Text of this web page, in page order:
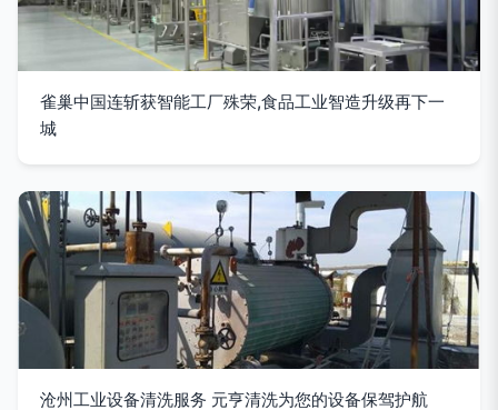
雀巢中国连斩获智能工厂殊荣,食品工业智造升级再下一
城
沧州工业设备清洗服务 元亨清洗为您的设备保驾护航